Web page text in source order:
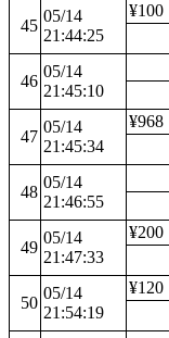
45
05/14
21:44:25
¥100
46
05/14
21:45:10
47
05/14
21:45:34
¥968
48
05/14
21:46:55
49
05/14
21:47:33
¥200
50
05/14
21:54:19
¥120